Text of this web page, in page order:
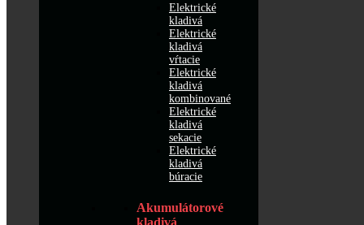
Elektrické
kladivá
Elektrické
kladivá
vŕtacie
Elektrické
kladivá
kombinované
Elektrické
kladivá
sekacie
Elektrické
kladivá
búracie
Akumulátorové
kladivá